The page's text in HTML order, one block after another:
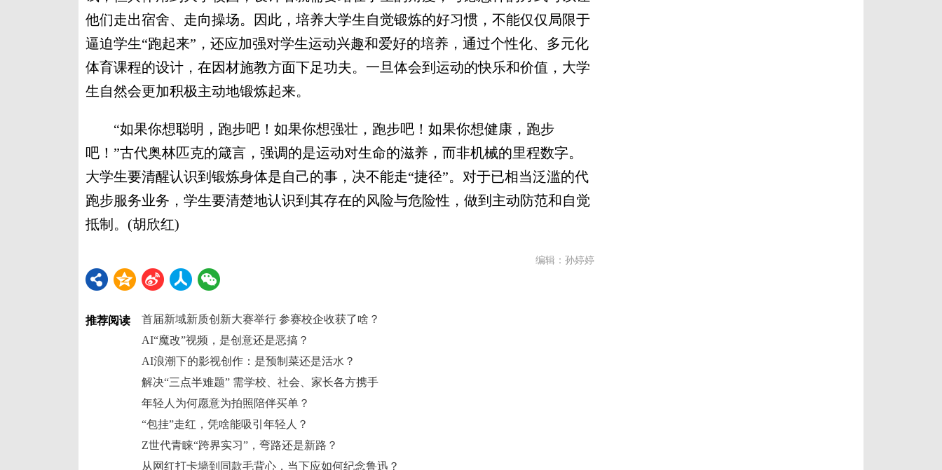
他们走出宿舍、走向操场。因此，培养大学生自觉锻炼的好习惯，不能仅仅局限于
逼迫学生“跑起来”，还应加强对学生运动兴趣和爱好的培养，通过个性化、多元化
体育课程的设计，在因材施教方面下足功夫。一旦体会到运动的快乐和价值，大学
生自然会更加积极主动地锻炼起来。
“如果你想聪明，跑步吧！如果你想强壮，跑步吧！如果你想健康，跑步
吧！”古代奥林匹克的箴言，强调的是运动对生命的滋养，而非机械的里程数字。
大学生要清醒认识到锻炼身体是自己的事，决不能走“捷径”。对于已相当泛滥的代
跑步服务业务，学生要清楚地认识到其存在的风险与危险性，做到主动防范和自觉
抵制。(胡欣红)
编辑：孙婷婷
推荐阅读
首届新域新质创新大赛举行 参赛校企收获了啥？
AI“魔改”视频，是创意还是恶搞？
AI浪潮下的影视创作：是预制菜还是活水？
解决“三点半难题” 需学校、社会、家长各方携手
年轻人为何愿意为拍照陪伴买单？
“包挂”走红，凭啥能吸引年轻人？
Z世代青睐“跨界实习”，弯路还是新路？
从网红打卡墙到同款毛背心，当下应如何纪念鲁迅？